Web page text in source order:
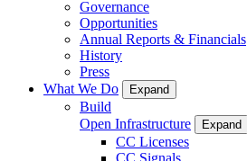
Governance
Opportunities
Annual Reports & Financials
History
Press
What We Do
Expand
Build
Open Infrastructure
Expand
CC Licenses
CC Signals